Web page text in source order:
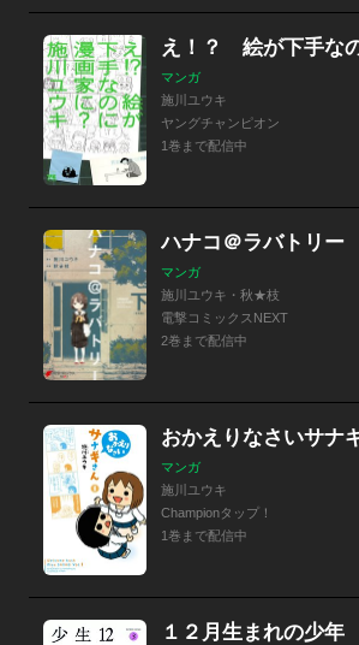
え！？ 絵が下手な
マンガ
施川ユウキ
ヤングチャンピオン
1巻まで配信中
ハナコ＠ラバトリ
マンガ
施川ユウキ・秋★枝
電撃コミックスNEXT
2巻まで配信中
おかえりなさいサナ
マンガ
施川ユウキ
Championタップ！
1巻まで配信中
１２月生まれの少年